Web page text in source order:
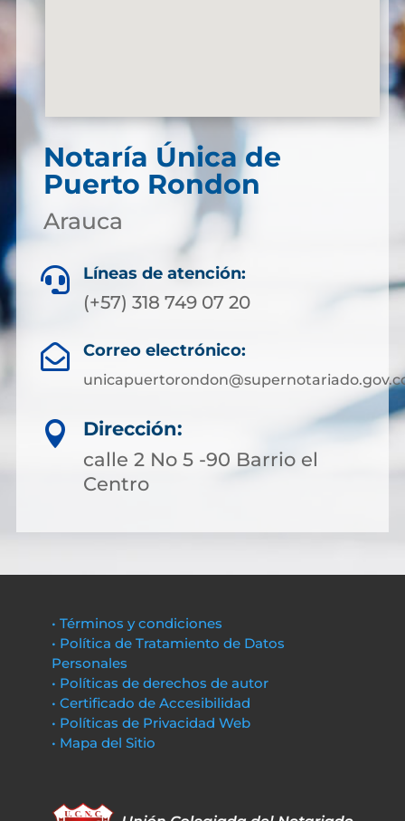
Notaría Única de
Puerto Rondon
Arauca
 Líneas de atención:
(+57) 318 749 07 20
 Correo electrónico:

Dirección:
calle 2 No 5 -90 Barrio el
Centro
• Términos y condiciones
• Política de Tratamiento de Datos
Personales
• Políticas de derechos de autor
• Certificado de Accesibilidad
• Políticas de Privacidad Web
• Mapa del Sitio